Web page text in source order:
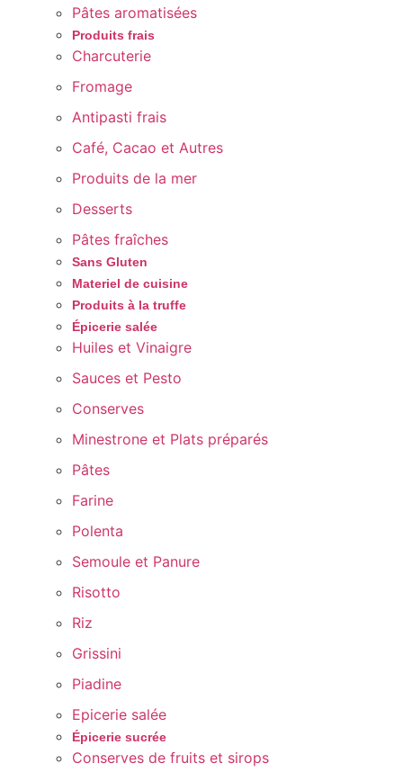
Pâtes aromatisées
Produits frais
Charcuterie
Fromage
Antipasti frais
Café, Cacao et Autres
Produits de la mer
Desserts
Pâtes fraîches
Sans Gluten
Materiel de cuisine
Produits à la truffe
Épicerie salée
Huiles et Vinaigre
Sauces et Pesto
Conserves
Minestrone et Plats préparés
Pâtes
Farine
Polenta
Semoule et Panure
Risotto
Riz
Grissini
Piadine
Epicerie salée
Épicerie sucrée
Conserves de fruits et sirops